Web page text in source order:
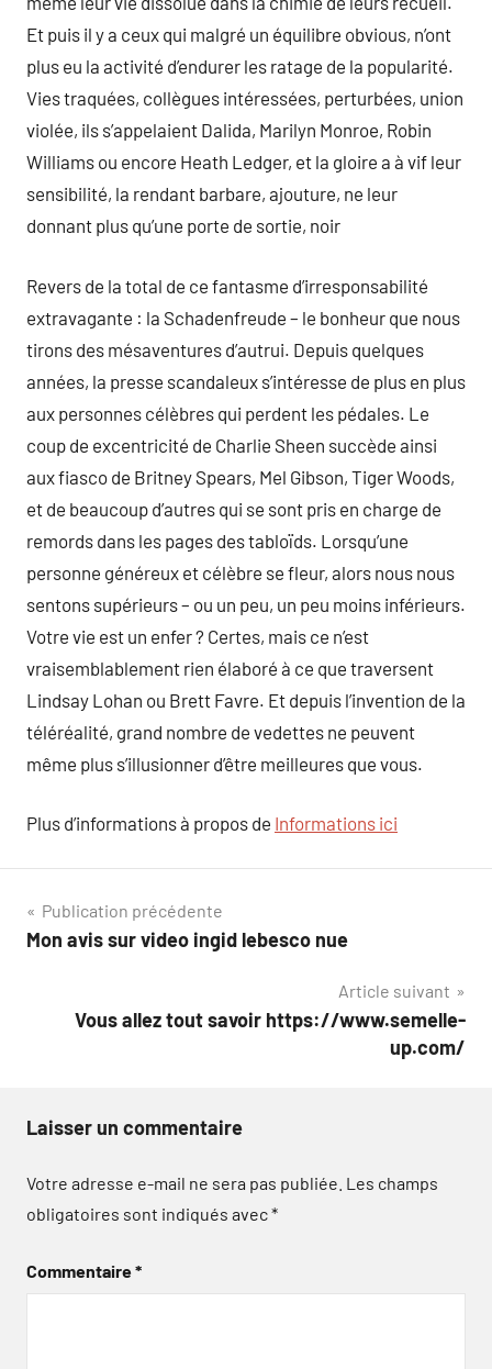
Et puis il y a ceux qui malgré un équilibre obvious, n’ont
plus eu la activité d’endurer les ratage de la popularité.
Vies traquées, collègues intéressées, perturbées, union
violée, ils s’appelaient Dalida, Marilyn Monroe, Robin
Williams ou encore Heath Ledger, et la gloire a à vif leur
sensibilité, la rendant barbare, ajouture, ne leur
donnant plus qu’une porte de sortie, noir
Revers de la total de ce fantasme d’irresponsabilité
extravagante : la Schadenfreude – le bonheur que nous
tirons des mésaventures d’autrui. Depuis quelques
années, la presse scandaleux s’intéresse de plus en plus
aux personnes célèbres qui perdent les pédales. Le
coup de excentricité de Charlie Sheen succède ainsi
aux fiasco de Britney Spears, Mel Gibson, Tiger Woods,
et de beaucoup d’autres qui se sont pris en charge de
remords dans les pages des tabloïds. Lorsqu’une
personne généreux et célèbre se fleur, alors nous nous
sentons supérieurs – ou un peu, un peu moins inférieurs.
Votre vie est un enfer ? Certes, mais ce n’est
vraisemblablement rien élaboré à ce que traversent
Lindsay Lohan ou Brett Favre. Et depuis l’invention de la
téléréalité, grand nombre de vedettes ne peuvent
même plus s’illusionner d’être meilleures que vous.
Plus d’informations à propos de Informations ici
Navigation
de
Publication précédente
Mon avis sur video ingid lebesco nue
Article suivant
Vous allez tout savoir https://www.semelle-
up.com/
Laisser un commentaire
Votre adresse e-mail ne sera pas publiée. Les champs
obligatoires sont indiqués avec*
Commentaire*